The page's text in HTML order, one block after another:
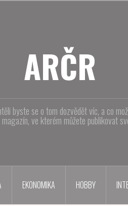
ARČR
byste se o tom dozvědět víc, a co
ve kterém můžete publikovat
EKONOMIKA HOBBY